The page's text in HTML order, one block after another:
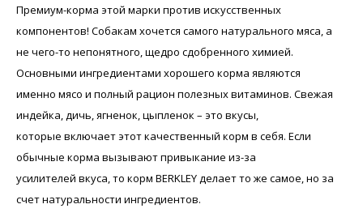
Премиум-корма этой марки против искусственных
компонентов! Собакам хочется самого натурального мяса, а
не чего-то непонятного, щедро сдобренного химией.
Основными ингредиентами хорошего корма являются
именно мясо и полный рацион полезных витаминов. Свежая
индейка, дичь, ягненок, цыпленок – это вкусы,
которые включает этот качественный корм в себя. Если
обычные корма вызывают привыкание из-за
усилителей вкуса, то корм BERKLEY делает то же самое, но за
счет натуральности ингредиентов.